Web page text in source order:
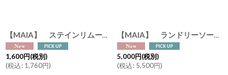
【MAIA】 ステインリムーバーソープ デタッシュソープバー 固形シミ抜き石鹸 100g マイア | 2タイプ ベビー (コットンフラワー） スーパーデタッシュ（チェリーブロッサム） 洗濯石鹸 無添加 99%以上天然由来 フランス製
1,600円(税別)
(税込: 1,760円)
【MAIA】 ランドリーソープ ベビー＆敏感肌用 1000ml コットンフラワーの香り｜ 洗濯洗剤 液体 赤ちゃん用 アレルゲンフリー 計量カップ付き マイア フランス製
5,000円(税別)
(税込: 5,500円)